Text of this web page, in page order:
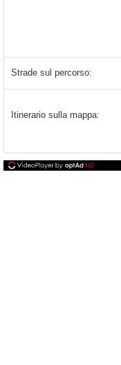
Strade sul percorso:
Itinerario sulla mappa: